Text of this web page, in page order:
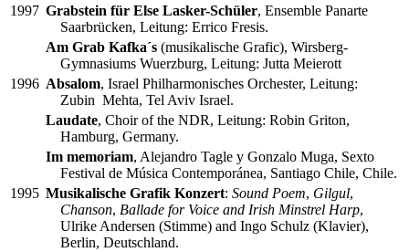
1997 Grabstein für Else Lasker-Schüler, Ensemble Panarte
Saarbrücken, Leitung: Errico Fresis.
Am Grab Kafka´s (musikalische Grafic), Wirsberg-
Gymnasiums Wuerzburg, Leitung: Jutta Meierott
1996 Absalom, Israel Philharmonisches Orchester, Leitung:
Zubin Mehta, Tel Aviv Israel.
Laudate, Choir of the NDR, Leitung: Robin Griton,
Hamburg, Germany.
Im memoriam, Alejandro Tagle y Gonzalo Muga, Sexto
Festival de Música Contemporánea, Santiago Chile, Chile.
1995 Musikalische Grafik Konzert: Sound Poem, Gilgul,
Chanson, Ballade for Voice and Irish Minstrel Harp,
Ulrike Andersen (Stimme) and Ingo Schulz (Klavier),
Berlin, Deutschland.